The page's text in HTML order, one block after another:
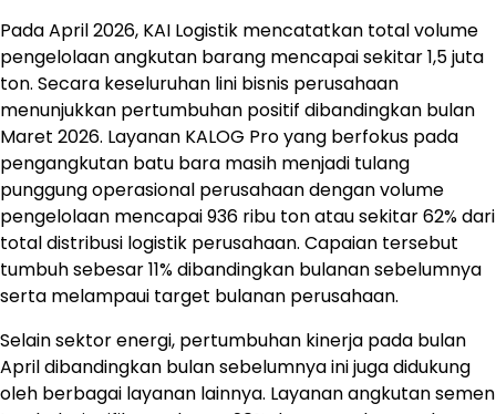
Pada April 2026, KAI Logistik mencatatkan total volume
pengelolaan angkutan barang mencapai sekitar 1,5 juta
ton. Secara keseluruhan lini bisnis perusahaan
menunjukkan pertumbuhan positif dibandingkan bulan
Maret 2026. Layanan KALOG Pro yang berfokus pada
pengangkutan batu bara masih menjadi tulang
punggung operasional perusahaan dengan volume
pengelolaan mencapai 936 ribu ton atau sekitar 62% dari
total distribusi logistik perusahaan. Capaian tersebut
tumbuh sebesar 11% dibandingkan bulanan sebelumnya
serta melampaui target bulanan perusahaan.
Selain sektor energi, pertumbuhan kinerja pada bulan
April dibandingkan bulan sebelumnya ini juga didukung
oleh berbagai layanan lainnya. Layanan angkutan semen